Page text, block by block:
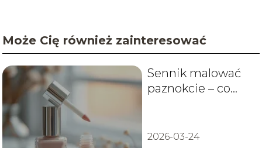
Może Cię również zainteresować
Sennik malować
paznokcie – co
2026-03-24